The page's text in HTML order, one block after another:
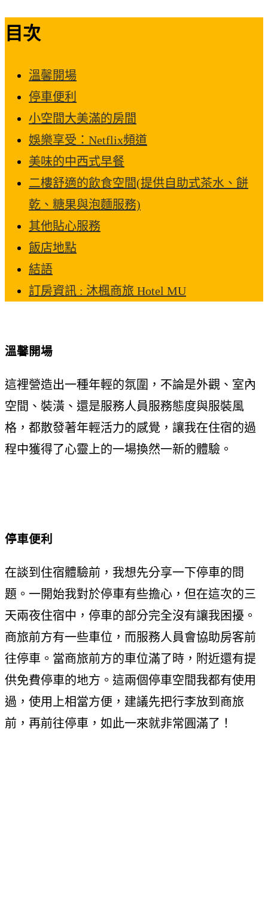
目次
溫馨開場
停車便利
小空間大美滿的房間
娛樂享受：Netflix頻道
美味的中西式早餐
二樓舒適的飲食空間(提供自助式茶水、餅
乾、糖果與泡麵服務)
其他貼心服務
飯店地點
結語
訂房資訊 : 沐楓商旅 Hotel MU
溫馨開場
這裡營造出一種年輕的氛圍，不論是外觀、室內
空間、裝潢、還是服務人員服務態度與服裝風
格，都散發著年輕活力的感覺，讓我在住宿的過
程中獲得了心靈上的一場換然一新的體驗。
停車便利
在談到住宿體驗前，我想先分享一下停車的問
題。一開始我對於停車有些擔心，但在這次的三
天兩夜住宿中，停車的部分完全沒有讓我困擾。
商旅前方有一些車位，而服務人員會協助房客前
往停車。當商旅前方的車位滿了時，附近還有提
供免費停車的地方。這兩個停車空間我都有使用
過，使用上相當方便，建議先把行李放到商旅
前，再前往停車，如此一來就非常圓滿了！